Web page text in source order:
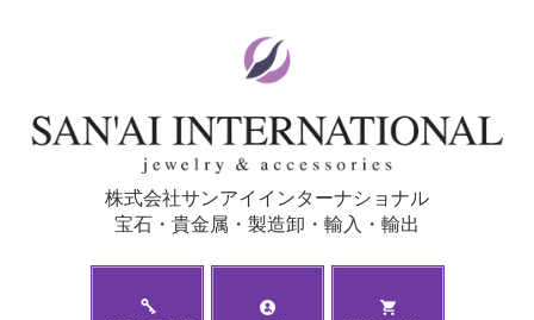
株式会社サンアイインターナショナル
宝石・貴金属・製造卸・輸入・輸出